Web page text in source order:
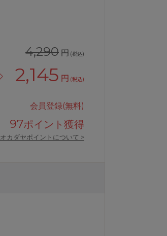
4,290円(税込)
2,145 円 (税込)
会員登録(無料)
97ポイント獲得
オカダヤポイントについて >